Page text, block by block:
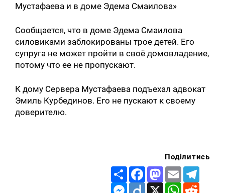
Мустафаева и в доме Эдема Смаилова»
Сообщается, что в доме Эдема Смаилова
силовиками заблокированы трое детей. Его
супруга не может пройти в своё домовладение,
потому что ее не пропускают.
К дому Сервера Мустафаева подъехал адвокат
Эмиль Курбединов. Его не пускают к своему
доверителю.
Поділитись
Share FacebookMastodon
Email
Messenger
Diigo X WhatsApp